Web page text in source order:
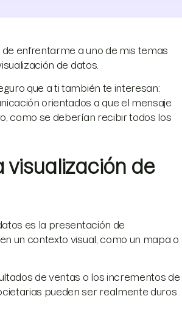
enfrentarme a uno de mis temas
de datos.
que a ti también te interesan:
orientados a que el mensaje
como se deberían recibir todos los
visualización de
es la presentación de
un contexto visual, como un mapa o
de ventas o los incrementos de
pueden ser realmente duros